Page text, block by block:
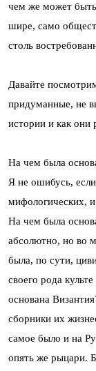
чем же может быть
шире, само
столь
Давайте
придуманные, не
истории и как они
На чем была
Я не ошибусь,
мифологических,
На чем была
абсолютно, но во
была, по сути,
своего рода
основана
сборники их
самое было и на
опять же рыцари.